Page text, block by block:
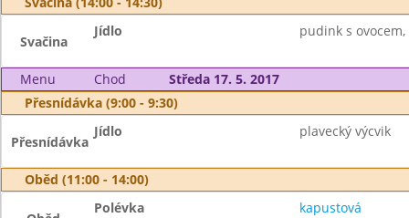
Svačina
Jídlo pudink s ovocem,
Menu Chod
Středa 17. 5. 2017
Přesnídávka (9:00 - 9:30)
Přesnídávka
Jídlo plavecký výcvik
Oběd (11:00 - 14:00)
Polévka
kapustová